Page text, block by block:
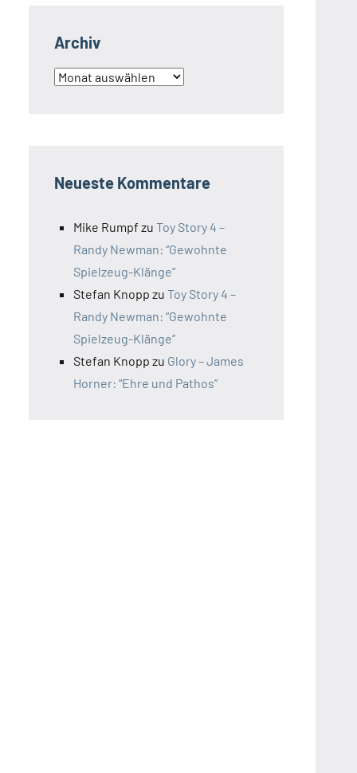
Archiv
Archiv
Neueste Kommentare
Mike Rumpf zu Toy Story 4 –
Randy Newman: “Gewohnte
Spielzeug-Klänge”
Stefan Knopp zu Toy Story 4 –
Randy Newman: “Gewohnte
Spielzeug-Klänge”
Stefan Knopp zu Glory – James
Horner: “Ehre und Pathos”